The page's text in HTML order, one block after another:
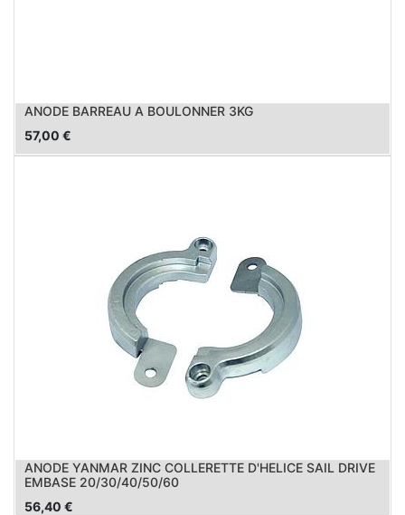
ANODE BARREAU A BOULONNER 3KG
57,00 €
ANODE YANMAR ZINC COLLERETTE D'HELICE SAIL DRIVE
EMBASE 20/30/40/50/60
56,40 €